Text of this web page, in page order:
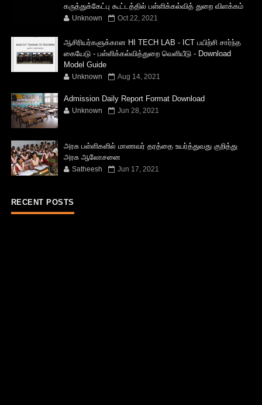
கருத்துக்கேட்பு கூட்டத்தில் பள்ளிக்கல்வித் துறை விளக்கம்
Unknown Oct 22, 2021
ஆசிரியர்களுக்கான HI TECH LAB - ICT பயிற்சி சார்ந்த
கையேடு - பள்ளிக்கல்வித்துறை வெளியீடு - Download
Model Guide
Unknown Aug 14, 2021
Admission Daily Report Format Download
Unknown Jun 28, 2021
அரசு பள்ளிகளில் மாணவர் தரத்தை உயர்த்துவது குறித்து
அரசு ஆலோசனை
Satheesh Jun 17, 2021
RECENT POSTS